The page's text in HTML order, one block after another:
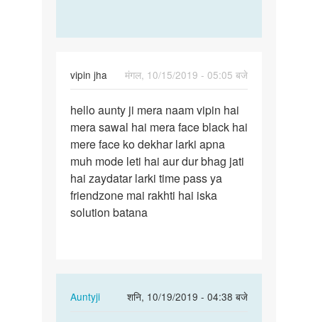
vipin jha
मंगल, 10/15/2019 - 05:05 बजे
hello
aunty
ji
mera
naam…
hello aunty ji mera naam vipin hai
mera sawal hai mera face black hai
mere face ko dekhar larki apna
muh mode leti hai aur dur bhag jati
hai zaydatar larki time pass ya
friendzone mai rakhti hai iska
solution batana
Auntyji
शनि, 10/19/2019 - 04:38 बजे
In